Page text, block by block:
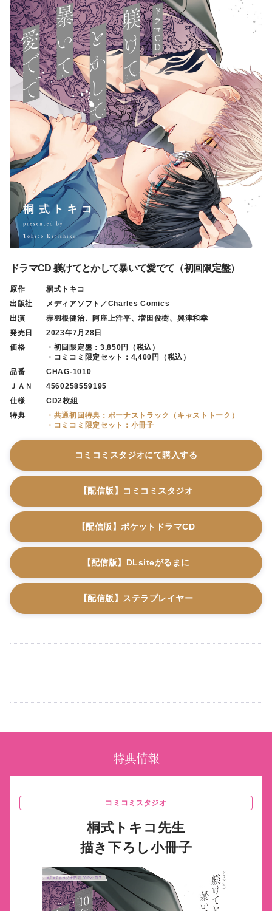
ドラマCD 躾けてとかして暴いて愛でて（初回限定盤）
原作
桐式トキコ
出版社
メディアソフト／Charles Comics
出演
赤羽根健治、阿座上洋平、増田俊樹、興津和幸
発売日
2023年7月28日
価格
・初回限定盤：3,850円（税込）
・コミコミ限定セット：4,400円（税込）
品番
CHAG-1010
ＪＡＮ
4560258559195
仕様
CD2枚組
特典
・共通初回特典：ボーナストラック（キャストトーク）
・コミコミ限定セット：小冊子
コミコミスタジオにて購入する
【配信版】コミコミスタジオ
【配信版】ポケットドラマCD
【配信版】DLsiteがるまに
【配信版】ステラプレイヤー
特典情報
コミコミスタジオ
桐式トキコ先生
描き下ろし小冊子